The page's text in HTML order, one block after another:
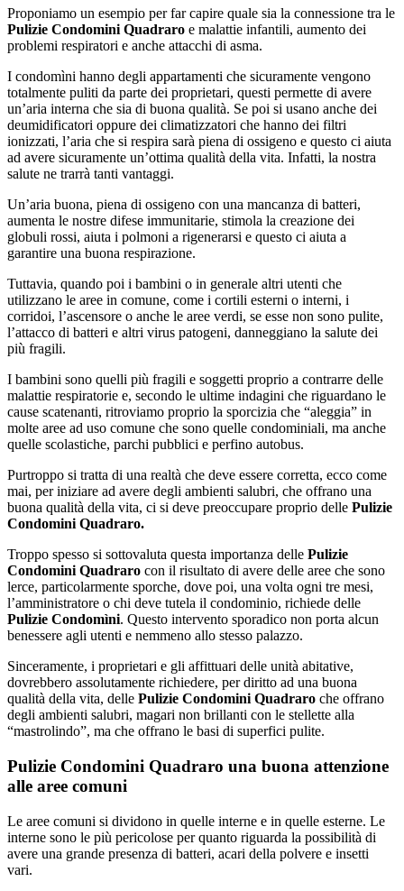
Proponiamo un esempio per far capire quale sia la connessione tra le
Pulizie Condomini Quadraro e malattie infantili, aumento dei
problemi respiratori e anche attacchi di asma.
I condomìni hanno degli appartamenti che sicuramente vengono
totalmente puliti da parte dei proprietari, questi permette di avere
un’aria interna che sia di buona qualità. Se poi si usano anche dei
deumidificatori oppure dei climatizzatori che hanno dei filtri
ionizzati, l’aria che si respira sarà piena di ossigeno e questo ci aiuta
ad avere sicuramente un’ottima qualità della vita. Infatti, la nostra
salute ne trarrà tanti vantaggi.
Un’aria buona, piena di ossigeno con una mancanza di batteri,
aumenta le nostre difese immunitarie, stimola la creazione dei
globuli rossi, aiuta i polmoni a rigenerarsi e questo ci aiuta a
garantire una buona respirazione.
Tuttavia, quando poi i bambini o in generale altri utenti che
utilizzano le aree in comune, come i cortili esterni o interni, i
corridoi, l’ascensore o anche le aree verdi, se esse non sono pulite,
l’attacco di batteri e altri virus patogeni, danneggiano la salute dei
più fragili.
I bambini sono quelli più fragili e soggetti proprio a contrarre delle
malattie respiratorie e, secondo le ultime indagini che riguardano le
cause scatenanti, ritroviamo proprio la sporcizia che “aleggia” in
molte aree ad uso comune che sono quelle condominiali, ma anche
quelle scolastiche, parchi pubblici e perfino autobus.
Purtroppo si tratta di una realtà che deve essere corretta, ecco come
mai, per iniziare ad avere degli ambienti salubri, che offrano una
buona qualità della vita, ci si deve preoccupare proprio delle Pulizie
Condomini Quadraro.
Troppo spesso si sottovaluta questa importanza delle Pulizie
Condomini Quadraro con il risultato di avere delle aree che sono
lerce, particolarmente sporche, dove poi, una volta ogni tre mesi,
l’amministratore o chi deve tutela il condominio, richiede delle
Pulizie Condomìni. Questo intervento sporadico non porta alcun
benessere agli utenti e nemmeno allo stesso palazzo.
Sinceramente, i proprietari e gli affittuari delle unità abitative,
dovrebbero assolutamente richiedere, per diritto ad una buona
qualità della vita, delle Pulizie Condomini Quadraro che offrano
degli ambienti salubri, magari non brillanti con le stellette alla
“mastrolindo”, ma che offrano le basi di superfici pulite.
Pulizie Condomini Quadraro una buona attenzione
alle aree comuni
Le aree comuni si dividono in quelle interne e in quelle esterne. Le
interne sono le più pericolose per quanto riguarda la possibilità di
avere una grande presenza di batteri, acari della polvere e insetti
vari.